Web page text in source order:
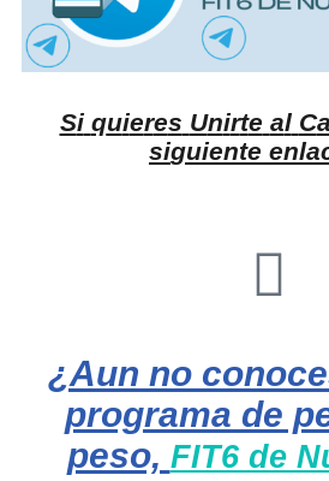
Si quieres Unirte al Ca
siguiente enla
¿Aun no
programa de
peso, FIT6 de